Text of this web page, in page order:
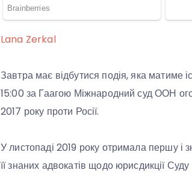
Lana Zerkal
Завтра має відбутися подія, яка матиме
15:00 за Гаагою Міжнародний суд ООН
2017 року проти Росії.
У листопаді 2019 року отримала першу і
її знаних адвокатів щодо юрисдикції